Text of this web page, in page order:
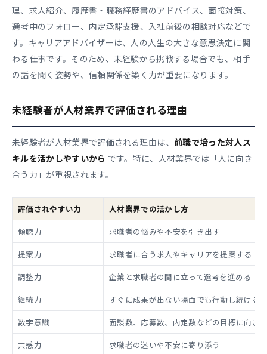
理、求人紹介、履歴書・職務経歴書のアドバイス、面接対策、
選考中のフォロー、内定承諾支援、入社前後の相談対応などで
す。キャリアアドバイザーは、人の人生の大きな意思決定に関
わる仕事です。そのため、未経験から挑戦する場合でも、相手
の話を聞く姿勢や、信頼関係を築く力が重要になります。
未経験者が人材業界で評価される理由
未経験者が人材業界で評価される理由は、 前職で培った対人ス
キルを活かしやすいから です。特に、人材業界では「人に向き
合う力」が重視されます。
評価されやすい力
人材業界での活かし方
傾聴力
求職者の悩みや不安を引き出す
提案力
求職者に合う求人やキャリアを提案する
調整力
企業と求職者の間に立って選考を進める
継続力
すぐに成果が出ない場面でも行動し続ける
数字意識
面談数、応募数、内定数などの目標に向き
共感力
求職者の迷いや不安に寄り添う